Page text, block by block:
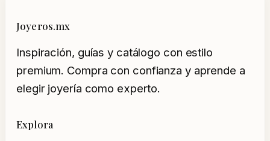
Joyeros.mx
Inspiración, guías y catálogo con estilo
premium. Compra con confianza y aprende a
elegir joyería como experto.
Explora